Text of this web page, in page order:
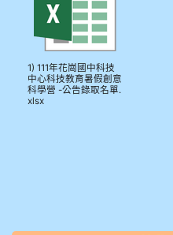
1) 111年花崗國中科技
中心科技教育暑假創意
科學營 -公告錄取名單.
xlsx